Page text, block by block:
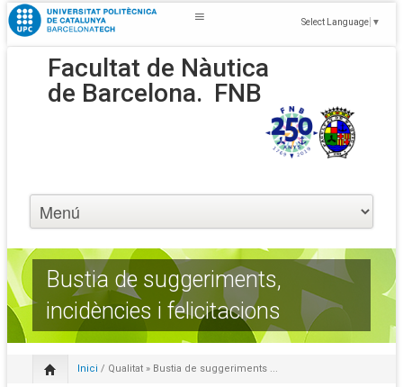
Select Language ▼
Facultat de Nàutica
de Barcelona. FNB
Bustia de suggeriments,
incidències i felicitacions
Inici / Qualitat » Bustia de suggeriments ...